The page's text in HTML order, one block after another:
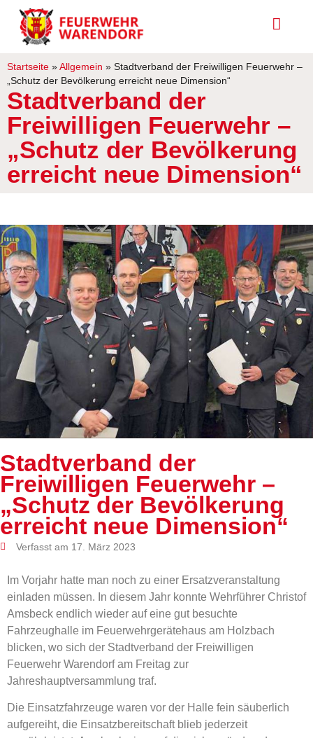
Startseite » Allgemein » Stadtverband der Freiwilligen Feuerwehr –
„Schutz der Bevölkerung erreicht neue Dimension“
Stadtverband der
Freiwilligen Feuerwehr –
„Schutz der Bevölkerung
erreicht neue Dimension“
Stadtverband der
Freiwilligen Feuerwehr –
„Schutz der Bevölkerung
erreicht neue Dimension“
Verfasst am 17. März 2023
Im Vorjahr hatte man noch zu einer Ersatzveranstaltung
einladen müssen. In diesem Jahr konnte Wehrführer Christof
Amsbeck endlich wieder auf eine gut besuchte
Fahrzeughalle im Feuerwehrgerätehaus am Holzbach
blicken, wo sich der Stadtverband der Freiwilligen
Feuerwehr Warendorf am Freitag zur
Jahreshauptversammlung traf.
Die Einsatzfahrzeuge waren vor der Halle fein säuberlich
aufgereiht, die Einsatzbereitschaft blieb jederzeit